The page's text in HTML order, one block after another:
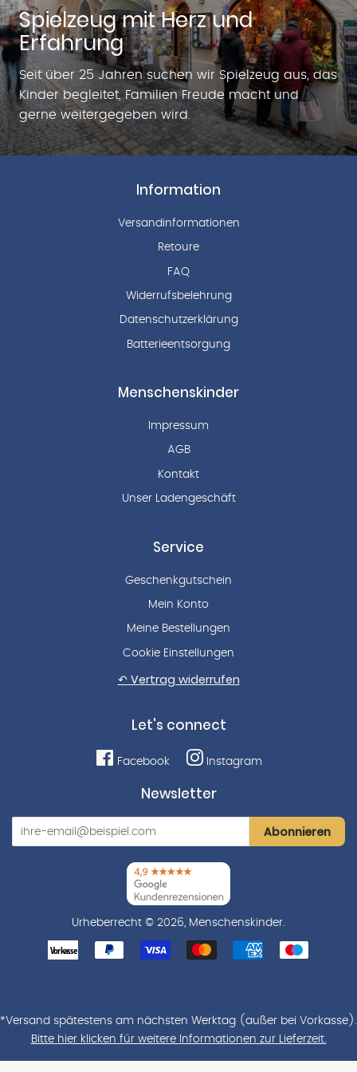
Spielzeug mit Herz und
Erfahrung
Seit über 25 Jahren suchen wir Spielzeug aus, das
Kinder begleitet, Familien Freude macht und
gerne weitergegeben wird.
Information
Versandinformationen
Retoure
FAQ
Widerrufsbelehrung
Datenschutzerklärung
Batterieentsorgung
Menschenskinder
Impressum
AGB
Kontakt
Unser Ladengeschäft
Service
Geschenkgutschein
Mein Konto
Meine Bestellungen
Cookie Einstellungen
↶ Vertrag widerrufen
Let's connect
Facebook Instagram
Newsletter
Abonnieren
Urheberrecht © 2026, Menschenskinder.
Zahlungsarten
*Versand spätestens am nächsten Werktag (außer bei Vorkasse).
Bitte hier klicken für weitere Informationen zur Lieferzeit.